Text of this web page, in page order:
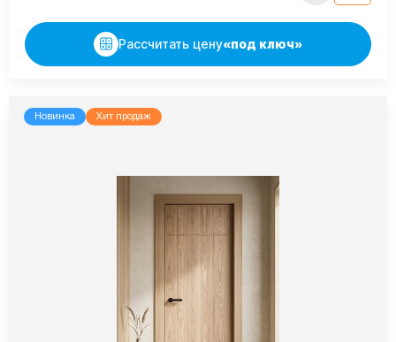
Рассчитать цену«под ключ»
Новинка Хит продаж